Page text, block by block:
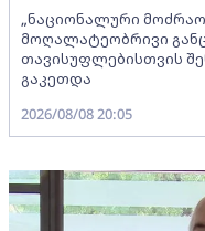
„ნაციონალური
მოღალატეობრივი
თავისუფლებისთვის
გაკეთდა
2026/08/08 20:05